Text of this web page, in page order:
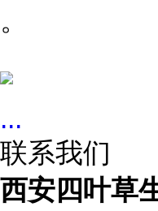
。
...
联系我们
西安四叶草